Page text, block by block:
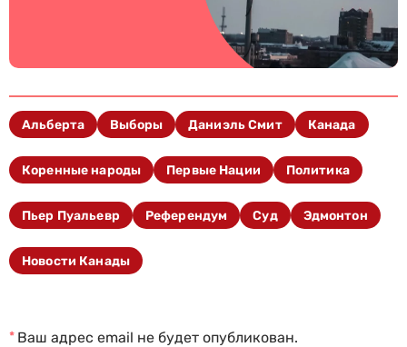
Альберта Выборы Даниэль Смит Канада
Коренные народы Первые Нации Политика
Пьер Пуальевр Референдум Суд Эдмонтон
Новости Канады
Ваш адрес email не будет опубликован.
*